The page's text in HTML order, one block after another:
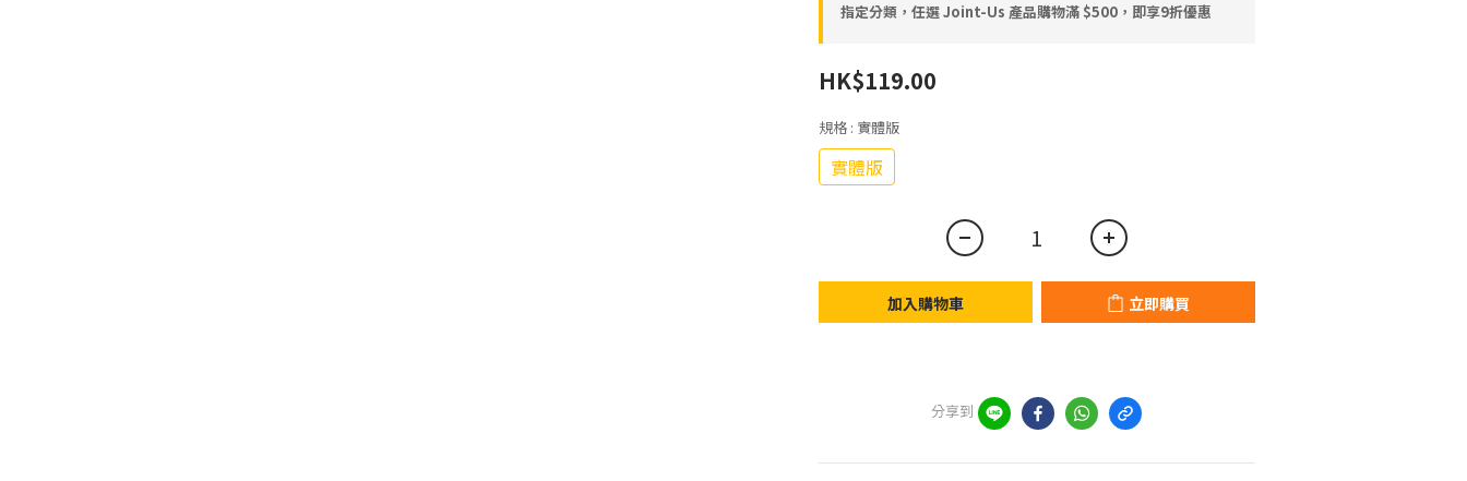
指定分類，任選 Joint-Us 產品⁠⁠購物滿 $500，即享9折優惠
HK$119.00
規格 : 實體版
實體版
加入購物車 立即購買
分享到